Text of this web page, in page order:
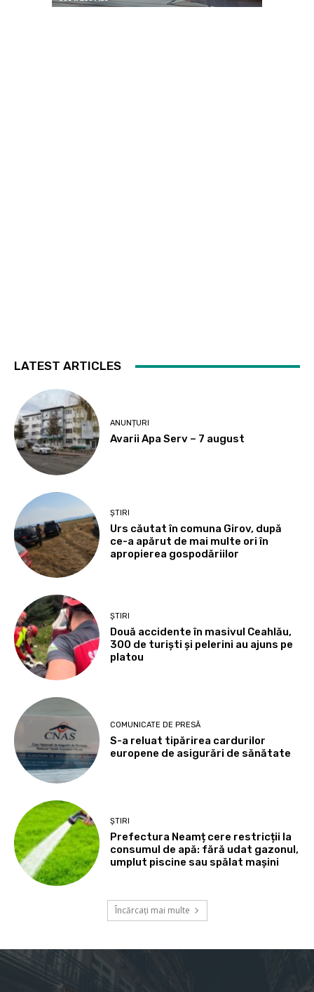
LATEST ARTICLES
ANUNȚURI
Avarii Apa Serv – 7 august
ȘTIRI
Urs căutat în comuna Girov, după
ce-a apărut de mai multe ori în
apropierea gospodăriilor
ȘTIRI
Două accidente în masivul Ceahlău,
300 de turiști și pelerini au ajuns pe
platou
COMUNICATE DE PRESĂ
S-a reluat tipărirea cardurilor
europene de asigurări de sănătate
ȘTIRI
Prefectura Neamț cere restricții la
consumul de apă: fără udat gazonul,
umplut piscine sau spălat mașini
Încărcați mai multe